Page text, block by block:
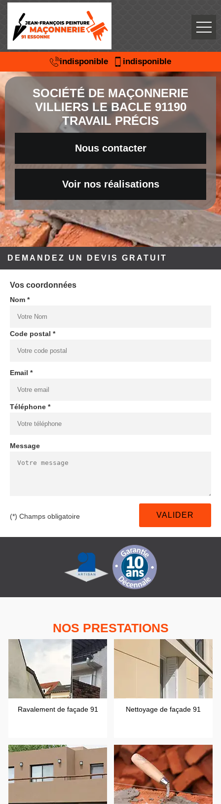
indisponible indisponible
SOCIÉTÉ DE MAÇONNERIE
VILLIERS LE BACLE 91190
TRAVAIL PRÉCIS
Nous contacter
Voir nos réalisations
DEMANDEZ UN DEVIS GRATUIT
Vos coordonnées
Nom *
Code postal *
Email *
Téléphone *
Message
(*) Champs obligatoire
NOS PRESTATIONS
Ravalement de façade 91 Nettoyage de façade 91